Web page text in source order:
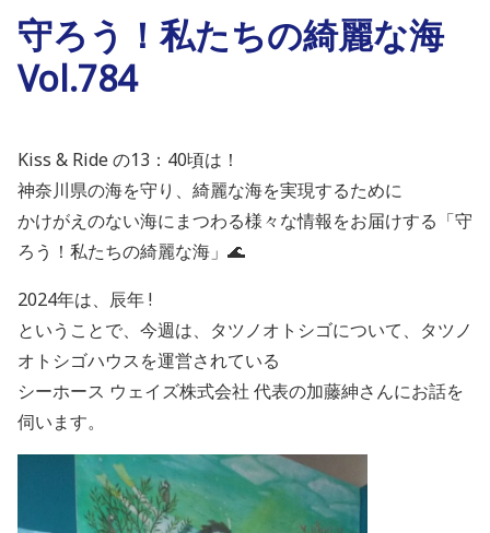
守ろう！私たちの綺麗な海
Vol.784
Kiss & Ride の13：40頃は！
神奈川県の海を守り、綺麗な海を実現するために
かけがえのない海にまつわる様々な情報をお届けする「守
ろう！私たちの綺麗な海」🌊
2024年は、辰年 !
ということで、今週は、タツノオトシゴについて、タツノ
オトシゴハウスを運営されている
シーホース ウェイズ株式会社 代表の加藤紳さんにお話を
伺います。